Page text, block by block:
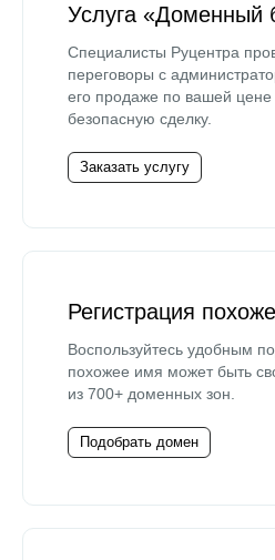
Услуга «Доменный
Специалисты Руцентра
переговоры с
его продаже по вашей цене
безопасную сделку.
Заказать услугу
Регистрация
Воспользуйтесь удобным
похожее имя может быть
из 700+ доменных зон.
Подобрать домен